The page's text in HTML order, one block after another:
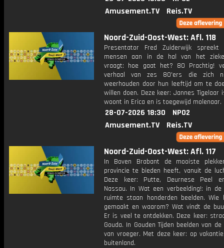
Amusement.TV
Reis.TV
Noord-Zuid-Oost-West: Afl. 118
Presentator Fred Zuiderwijk spreekt
mensen aan in de hal van het
vraagt: hoe gaat het? 80 Prachtig!
verhaal van zes 80'ers die zich
weerhouden door hun leeftijd om te
willen doen. Deze keer: Jannes Tigelaar
woont in Erica en is toegewijd molenaar.
28-07-2026 18:30
NPO2
Amusement.TV
Reis.TV
Noord-Zuid-Oost-West: Afl. 117
In Boven Brabant de mooiste
provincie te bieden heeft, vanuit de
Deze keer: Putte, Deurnese Peel
Nassau. In Wat een verbeelding!: in de
ruimte staan honderden beelden.
gemaakt en waarom? Wat vindt de
Er is veel te ontdekken. Deze keer:
Gouda. In Gouden Tijden beelden van
van vroeger. Met deze keer: op
buitenland.